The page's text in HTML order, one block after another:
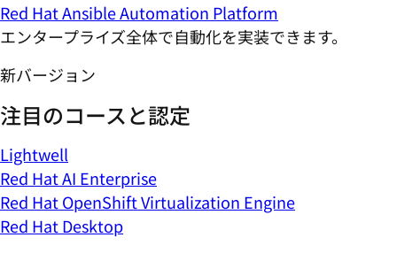
Red Hat Ansible Automation Platform
エンタープライズ全体で自動化を実装できます。
新バージョン
注目のコースと認定
Lightwell
Red Hat AI Enterprise
Red Hat OpenShift Virtualization Engine
Red Hat Desktop